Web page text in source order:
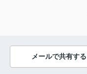
メールで共有する